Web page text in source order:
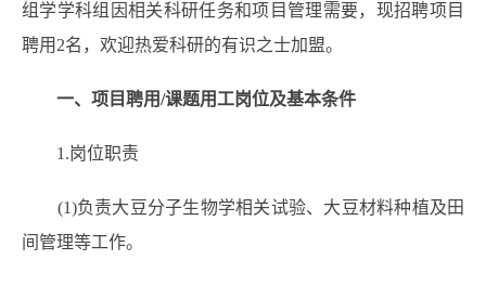
组学学科组因相关科研任务和项目管理需要，现招聘项目
聘用2名，欢迎热爱科研的有识之士加盟。
一、项目聘用/课题用工岗位及基本条件
1.岗位职责
(1)负责大豆分子生物学相关试验、大豆材料种植及田
间管理等工作。